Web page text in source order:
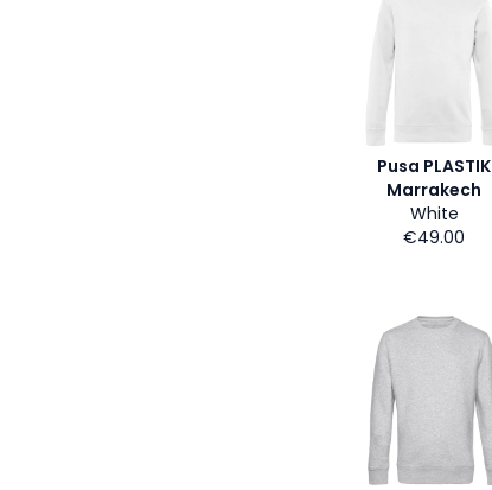
Pusa PLASTIK
Marrakech
White
€49.00